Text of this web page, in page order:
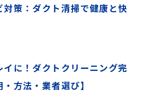
策：ダクト清掃で健康と快
イに！ダクトクリーニング完
方法・業者選び】